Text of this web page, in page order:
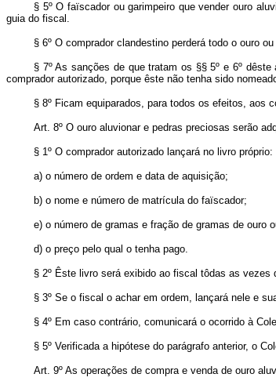
§ 5º O faïscador ou garimpeiro que vender ouro
guia do fiscal.
§ 6º O comprador clandestino perderá todo o ouro
§ 7º As sanções de que tratam os §§ 5º e 6º
comprador autorizado, porque êste não tenha sido
§ 8º Ficam equiparados, para todos os efeitos, aos
Art. 8º O ouro aluvionar e pedras preciosas serão
§ 1º O comprador autorizado lançará no livro próprio:
a) o número de ordem e data de aquisição;
b) o nome e número de matrícula do faïscador;
e) o número de gramas e fração de gramas de ouro
d) o preço pelo qual o tenha pago.
§ 2º Êste livro será exibido ao fiscal tôdas as vezes
§ 3º Se o fiscal o achar em ordem, lançará nele e
§ 4º Em caso contrário, comunicará o ocorrido à
§ 5º Verificada a hipótese do parágrafo anterior, o
Art. 9º As operações de compra e venda de ouro